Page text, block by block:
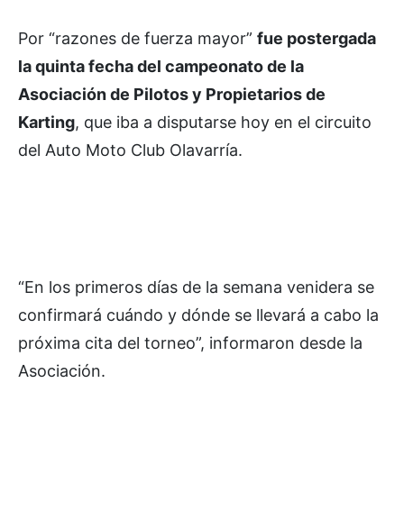
Por “razones de fuerza mayor” fue postergada
la quinta fecha del campeonato de la
Asociación de Pilotos y Propietarios de
Karting, que iba a disputarse hoy en el circuito
del Auto Moto Club Olavarría.
“En los primeros días de la semana venidera se
confirmará cuándo y dónde se llevará a cabo la
próxima cita del torneo”, informaron desde la
Asociación.